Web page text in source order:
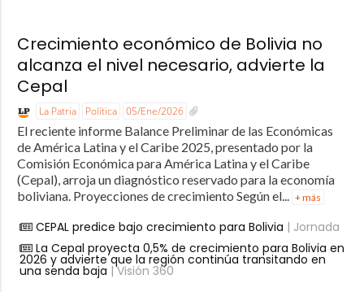
Crecimiento económico de Bolivia no
alcanza el nivel necesario, advierte la
Cepal
La Patria Política 05/Ene/2026
El reciente informe Balance Preliminar de las Económicas
de América Latina y el Caribe 2025, presentado por la
Comisión Económica para América Latina y el Caribe
(Cepal), arroja un diagnóstico reservado para la economía
boliviana. Proyecciones de crecimiento Según el...
+ más
CEPAL predice bajo crecimiento para Bolivia | Jornada
La Cepal proyecta 0,5% de crecimiento para Bolivia en
2026 y advierte que la región continúa transitando en
una senda baja | Visión 360